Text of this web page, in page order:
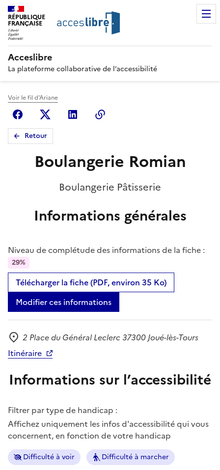
RÉPUBLIQUE
FRANÇAISE
Acceslibre
La plateforme collaborative de l’accessibilité
Voir le fil d'Ariane
FacebookX (anciennement Twitter)
Linkedin
Retour
Boulangerie Romian
Boulangerie Pâtisserie
Informations générales
Niveau de complétude des informations de la fiche :
29%
Télécharger la fiche (PDF, environ 35 Ko)
Modifier ces informations
Adresse
2 Place du Général Leclerc 37300 Joué-lès-Tours
Itinéraire
Informations sur l’accessibilité
Filtrer par type de handicap :
Affichez uniquement les infos d'accessibilité qui vous
concernent, en fonction de votre handicap
Difficulté à voir Difficulté à marcher